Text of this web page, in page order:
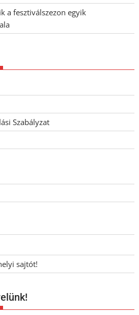
a fesztiválszezon egyik
Szabályzat
sajtót!